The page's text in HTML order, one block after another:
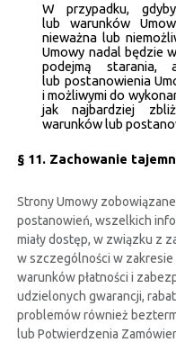
W przypadku,
lub warunków
nieważna lub
Umowy nadal będzie
podejmą starania,
lub postanowienia
i możliwymi do
jak najbardziej
warunków lub
§ 11. Zachowanie
Strony Umowy
postanowień, wszelkich
miały dostęp, w związku z
w szczególności w
warunków płatności i
udzielonych gwarancji,
problemów również
lub Potwierdzenia